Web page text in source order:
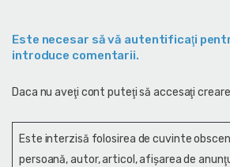
Este necesar să vă autentificaţi
introduce comentarii.
Daca nu aveţi cont puteţi să accesaţi
Este interzisă folosirea de cuvinte
persoană, autor, articol, afişarea de